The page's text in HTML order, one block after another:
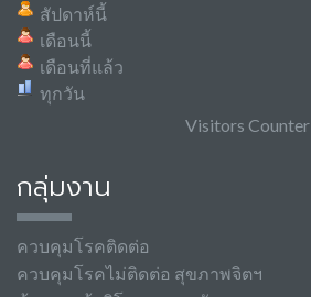
สัปดาห์นี้
เดือนนี้
เดือนที่แล้ว
ทุกวัน
Visitors Counter
กลุ่มงาน
ควบคุมโรคติดต่อ
ควบคุมโรคไม่ติดต่อ สุขภาพจิตฯ